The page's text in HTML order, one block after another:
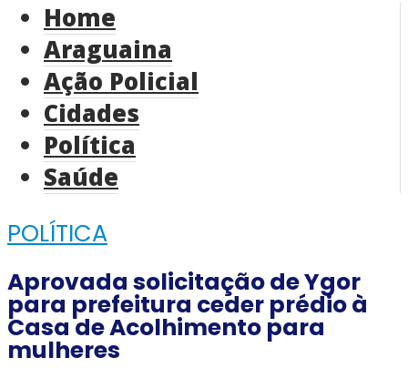
Home
Araguaina
Ação Policial
Cidades
Política
Saúde
POLÍTICA
Aprovada solicitação de Ygor
para prefeitura ceder prédio à
Casa de Acolhimento para
mulheres